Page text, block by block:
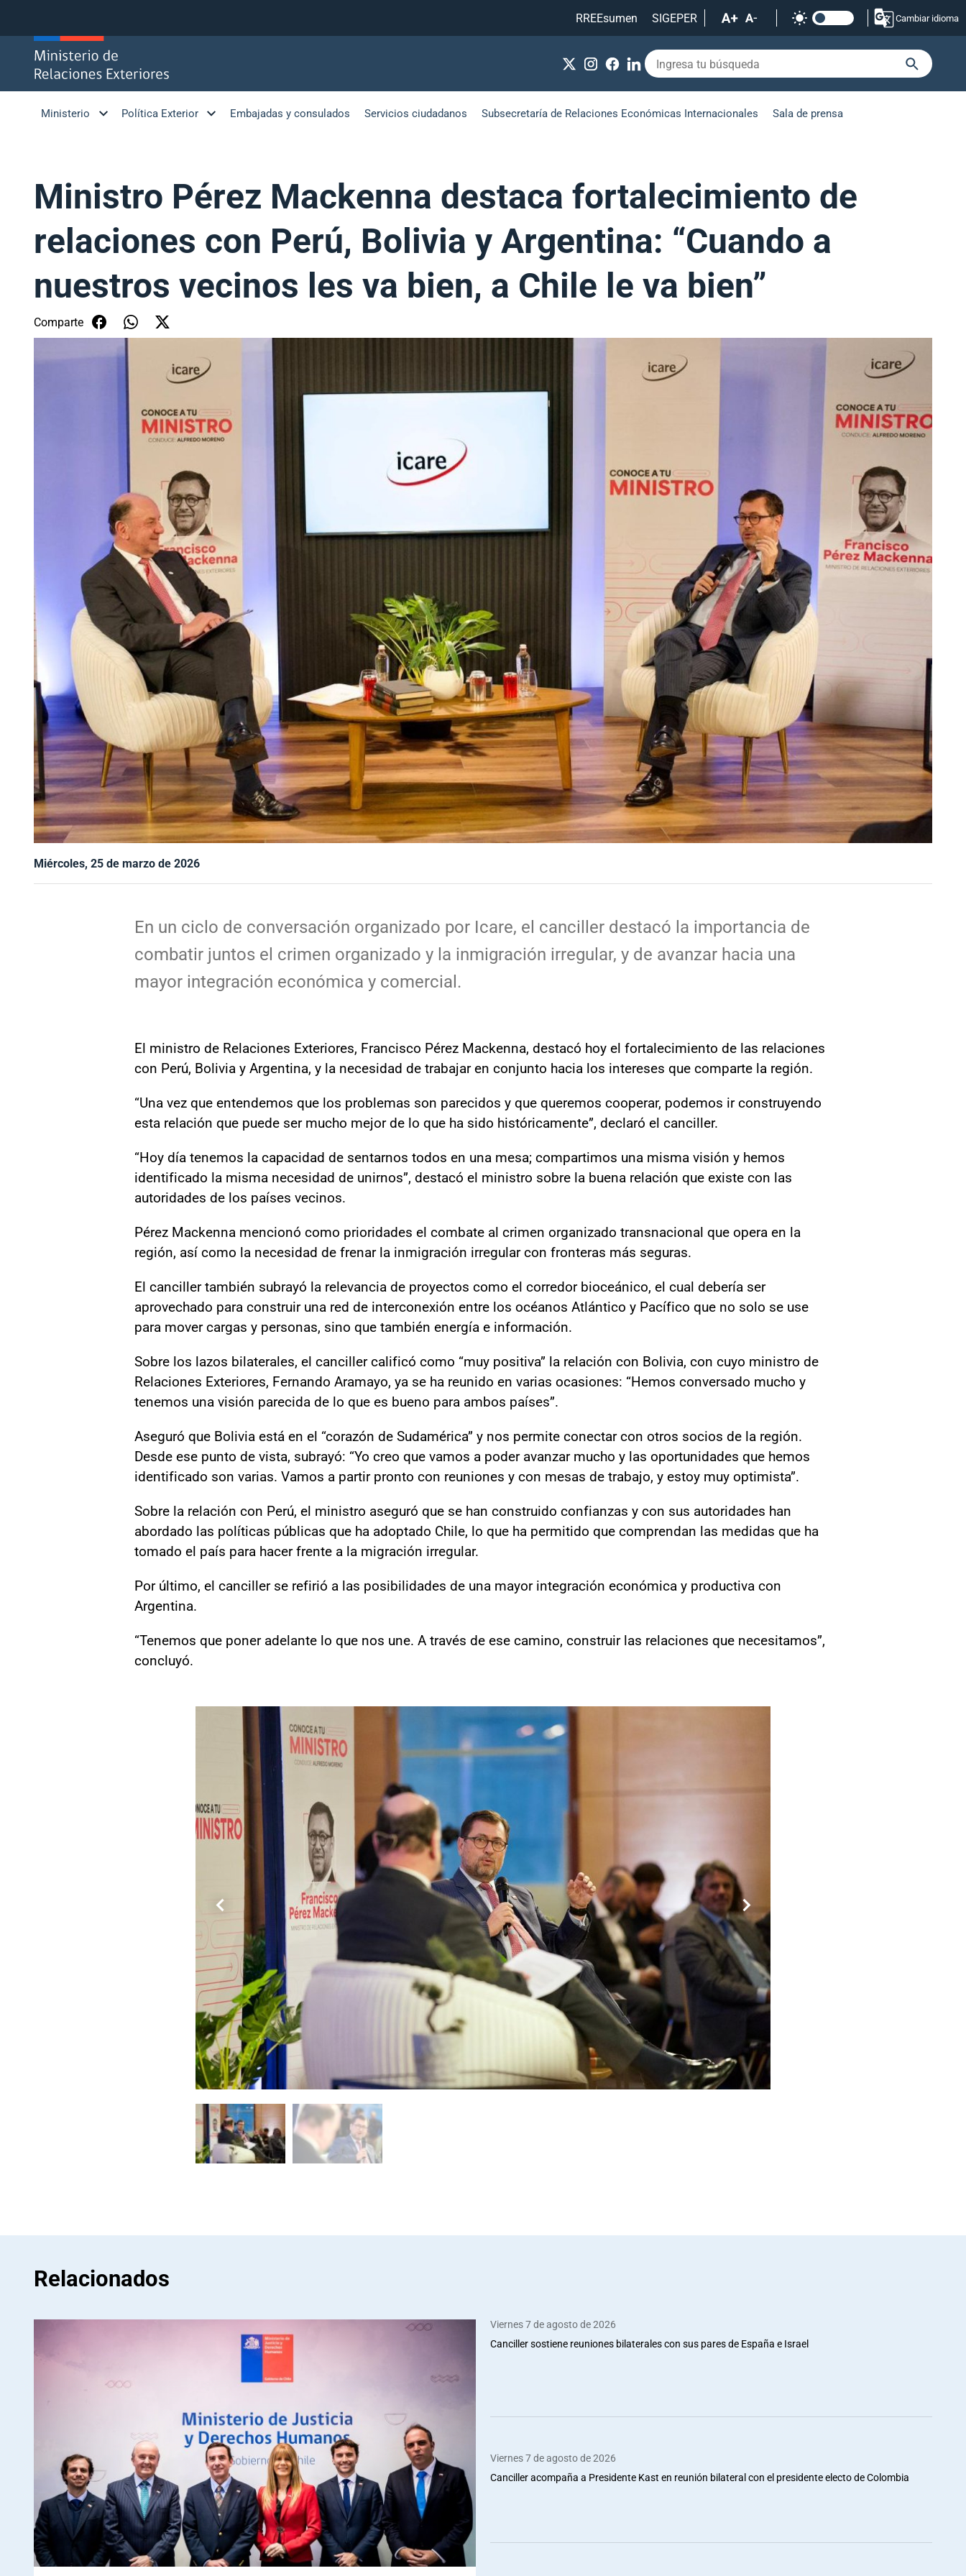
RREEsumen
SIGEPER Cambiar idioma
Ministerio Política Exterior Embajadas y consulados Servicios ciudadanos Subsecretaría de Relaciones Económicas Internacionales Sala de prensa
Ministro Pérez Mackenna destaca fortalecimiento de
relaciones con Perú, Bolivia y Argentina: “Cuando a
nuestros vecinos les va bien, a Chile le va bien”
Comparte
Miércoles, 25 de marzo de 2026
En un ciclo de conversación organizado por Icare, el canciller destacó la importancia de
combatir juntos el crimen organizado y la inmigración irregular, y de avanzar hacia una
mayor integración económica y comercial.
El ministro de Relaciones Exteriores, Francisco Pérez Mackenna, destacó hoy el fortalecimiento de las relaciones
con Perú, Bolivia y Argentina, y la necesidad de trabajar en conjunto hacia los intereses que comparte la región.
“Una vez que entendemos que los problemas son parecidos y que queremos cooperar, podemos ir construyendo
esta relación que puede ser mucho mejor de lo que ha sido históricamente”, declaró el canciller.
“Hoy día tenemos la capacidad de sentarnos todos en una mesa; compartimos una misma visión y hemos
identificado la misma necesidad de unirnos”, destacó el ministro sobre la buena relación que existe con las
autoridades de los países vecinos.
Pérez Mackenna mencionó como prioridades el combate al crimen organizado transnacional que opera en la
región, así como la necesidad de frenar la inmigración irregular con fronteras más seguras.
El canciller también subrayó la relevancia de proyectos como el corredor bioceánico, el cual debería ser
aprovechado para construir una red de interconexión entre los océanos Atlántico y Pacífico que no solo se use
para mover cargas y personas, sino que también energía e información.
Sobre los lazos bilaterales, el canciller calificó como “muy positiva” la relación con Bolivia, con cuyo ministro de
Relaciones Exteriores, Fernando Aramayo, ya se ha reunido en varias ocasiones: “Hemos conversado mucho y
tenemos una visión parecida de lo que es bueno para ambos países”.
Aseguró que Bolivia está en el “corazón de Sudamérica” y nos permite conectar con otros socios de la región.
Desde ese punto de vista, subrayó: “Yo creo que vamos a poder avanzar mucho y las oportunidades que hemos
identificado son varias. Vamos a partir pronto con reuniones y con mesas de trabajo, y estoy muy optimista”.
Sobre la relación con Perú, el ministro aseguró que se han construido confianzas y con sus autoridades han
abordado las políticas públicas que ha adoptado Chile, lo que ha permitido que comprendan las medidas que ha
tomado el país para hacer frente a la migración irregular.
Por último, el canciller se refirió a las posibilidades de una mayor integración económica y productiva con
Argentina.
“Tenemos que poner adelante lo que nos une. A través de ese camino, construir las relaciones que necesitamos”,
concluyó.
Relacionados
Viernes 7 de agosto de 2026
Canciller sostiene reuniones bilaterales con sus pares de España e Israel
Viernes 7 de agosto de 2026
Canciller acompaña a Presidente Kast en reunión bilateral con el presidente electo de Colombia